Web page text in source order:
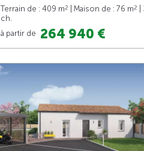
Terrain de : 409 m2 | Maison de : 76 m2
|
ch.
à partir de 264 940 €